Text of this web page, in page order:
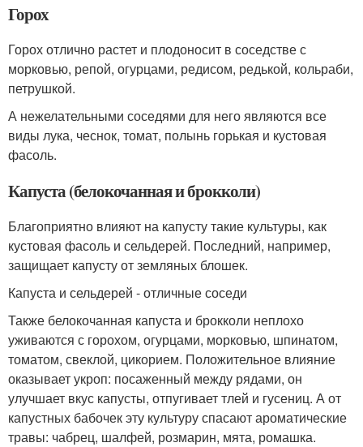
Горох
Горох отлично растет и плодоносит в соседстве с
морковью, репой, огурцами, редисом, редькой, кольраби,
петрушкой.
А нежелательными соседями для него являются все
виды лука, чеснок, томат, полынь горькая и кустовая
фасоль.
Капуста (белокочанная и брокколи)
Благоприятно влияют на капусту такие культуры, как
кустовая фасоль и сельдерей. Последний, например,
защищает капусту от земляных блошек.
Капуста и сельдерей - отличные соседи
Также белокочанная капуста и брокколи неплохо
уживаются с горохом, огурцами, морковью, шпинатом,
томатом, свеклой, цикорием. Положительное влияние
оказывает укроп: посаженный между рядами, он
улучшает вкус капусты, отпугивает тлей и гусениц. А от
капустных бабочек эту культуру спасают ароматические
травы: чабрец, шалфей, розмарин, мята, ромашка.